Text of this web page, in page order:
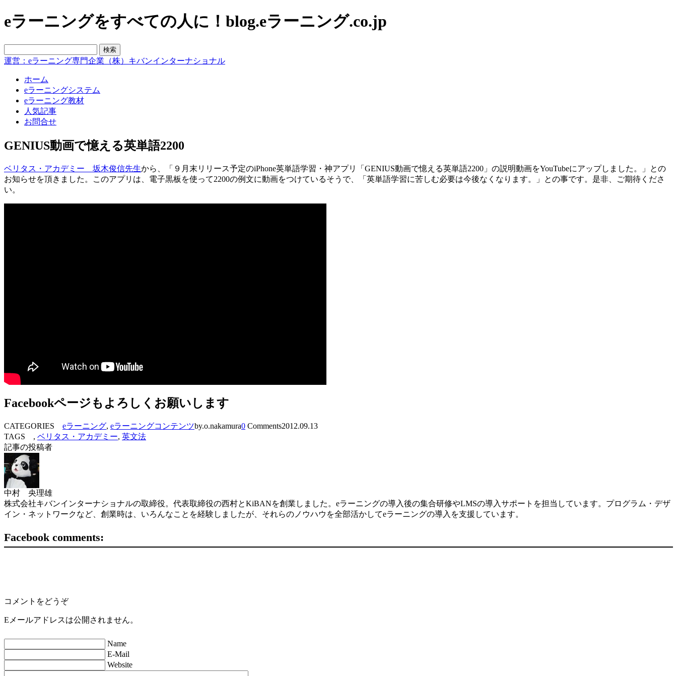
eラーニングをすべての人に！blog.eラーニング.co.jp
運営：eラーニング専門企業（株）キバンインターナショナル
ホーム
eラーニングシステム
eラーニング教材
人気記事
お問合せ
GENIUS動画で憶える英単語2200
ベリタス・アカデミー 坂木俊信先生から、「９月末リリース予定のiPhone英単語学習・神アプリ「GENIUS動画で憶える英単語2200」の説明動画をYouTubeにアップしました。」との
お知らせを頂きました。このアプリは、電子黒板を使って2200の例文に動画をつけているそうで、「英単語学習に苦しむ必要は今後なくなります。」との事です。是非、ご期待くださ
い。
Facebookページもよろしくお願いします
CATEGORIES eラーニング, eラーニングコンテンツby.o.nakamura0 Comments2012.09.13
TAGS , ベリタス・アカデミー, 英文法
記事の投稿者
中村 央理雄
株式会社キバンインターナショナルの取締役。代表取締役の西村とKiBANを創業しました。eラーニングの導入後の集合研修やLMSの導入サポートを担当しています。プログラム・デザ
イン・ネットワークなど、創業時は、いろんなことを経験しましたが、それらのノウハウを全部活かしてeラーニングの導入を支援しています。
Facebook comments:
コメントをどうぞ
Eメールアドレスは公開されません。
Name
E-Mail
Website